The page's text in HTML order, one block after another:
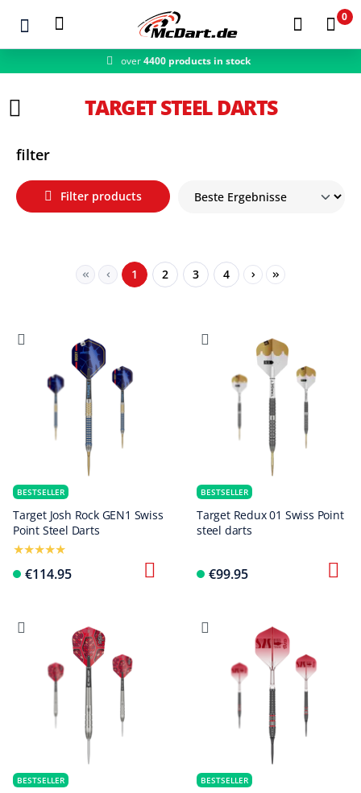
Zum Hauptinhalt springen
0
4400 products in stockfast shipping
TARGET STEEL DARTS
filter
Filter products
Page
1 Page
2 Page
3 Page
4
BESTSELLER
Target Josh Rock GEN1 Swiss
Point Steel Darts
€114.95
BESTSELLER
Target Redux 01 Swiss Point
steel darts
€99.95
BESTSELLER BESTSELLER